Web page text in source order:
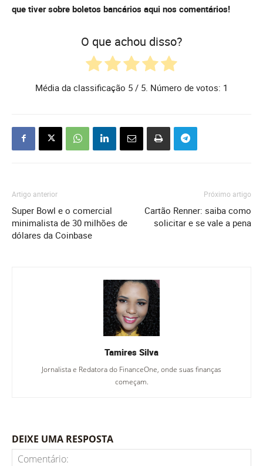
que tiver sobre boletos bancários aqui nos comentários!
O que achou disso?
Média da classificação 5 / 5. Número de votos: 1
Artigo anterior
Super Bowl e o comercial
minimalista de 30 milhões de
dólares da Coinbase
Próximo artigo
Cartão Renner: saiba como
solicitar e se vale a pena
Tamires Silva
Jornalista e Redatora do FinanceOne, onde suas finanças
começam.
DEIXE UMA RESPOSTA